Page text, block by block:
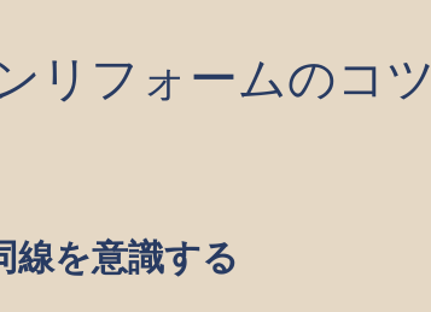
リフォームのコツ
を意識する